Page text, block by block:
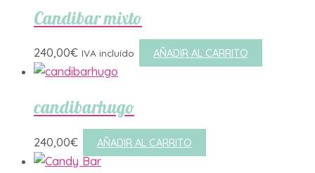
Candibar mixto
240,00€ IVA incluído AÑADIR AL CARRITO
candibarhugo
240,00€ AÑADIR AL CARRITO